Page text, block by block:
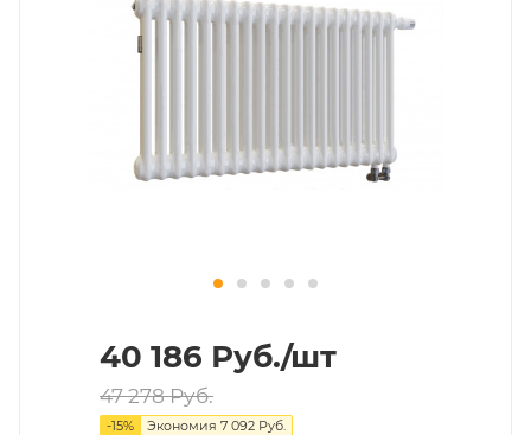
40 186 Руб./шт
47 278Руб.
-15% Экономия 7 092 Руб.